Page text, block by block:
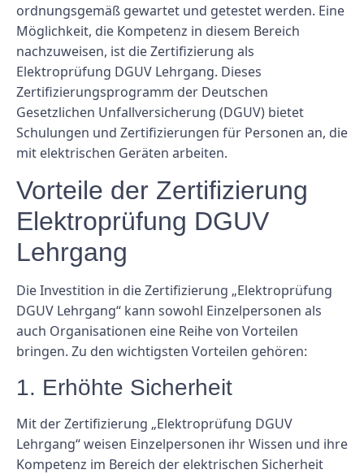
ordnungsgemäß gewartet und getestet werden. Eine
Möglichkeit, die Kompetenz in diesem Bereich
nachzuweisen, ist die Zertifizierung als
Elektroprüfung DGUV Lehrgang. Dieses
Zertifizierungsprogramm der Deutschen
Gesetzlichen Unfallversicherung (DGUV) bietet
Schulungen und Zertifizierungen für Personen an, die
mit elektrischen Geräten arbeiten.
Vorteile der Zertifizierung
Elektroprüfung DGUV
Lehrgang
Die Investition in die Zertifizierung „Elektroprüfung
DGUV Lehrgang“ kann sowohl Einzelpersonen als
auch Organisationen eine Reihe von Vorteilen
bringen. Zu den wichtigsten Vorteilen gehören:
1. Erhöhte Sicherheit
Mit der Zertifizierung „Elektroprüfung DGUV
Lehrgang“ weisen Einzelpersonen ihr Wissen und ihre
Kompetenz im Bereich der elektrischen Sicherheit